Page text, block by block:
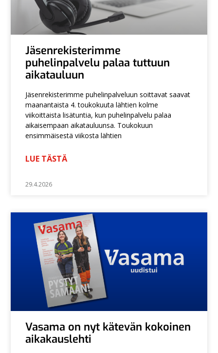
Jäsenrekisterimme
puhelinpalvelu palaa tuttuun
aikatauluun
Jäsenrekisterimme puhelinpalveluun soittavat saavat
maanantaista 4. toukokuuta lähtien kolme
viikoittaista lisätuntia, kun puhelinpalvelu palaa
aikaisempaan aikatauluunsa. Toukokuun
ensimmäisestä viikosta lähtien
LUE TÄSTÄ
29.4.2026
Vasama on nyt kätevän kokoinen
aikakauslehti